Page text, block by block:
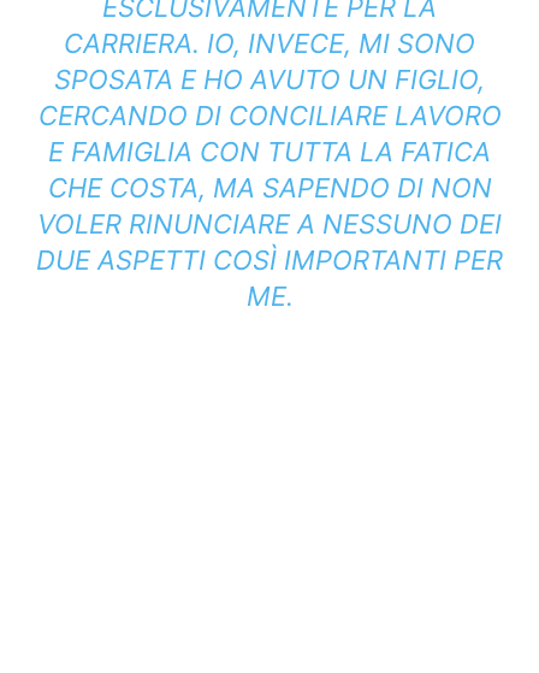
ESCLUSIVAMENTE PER LA
CARRIERA. IO, INVECE, MI SONO
SPOSATA E HO AVUTO UN FIGLIO,
CERCANDO DI CONCILIARE LAVORO
E FAMIGLIA CON TUTTA LA FATICA
CHE COSTA, MA SAPENDO DI NON
VOLER RINUNCIARE A NESSUNO DEI
DUE ASPETTI COSÌ IMPORTANTI PER
ME.